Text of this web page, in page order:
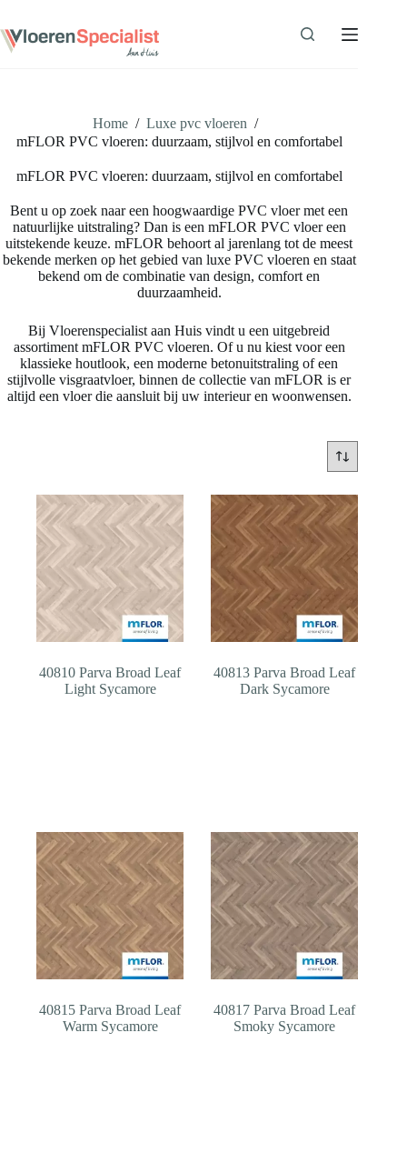
de
inhoud
Home / Luxe pvc vloeren /
mFLOR PVC vloeren: duurzaam, stijlvol en comfortabel
mFLOR PVC vloeren: duurzaam, stijlvol en comfortabel
Bent u op zoek naar een hoogwaardige PVC vloer met een
natuurlijke uitstraling? Dan is een mFLOR PVC vloer een
uitstekende keuze. mFLOR behoort al jarenlang tot de meest
bekende merken op het gebied van luxe PVC vloeren en staat
bekend om de combinatie van design, comfort en
duurzaamheid.
Bij Vloerenspecialist aan Huis vindt u een uitgebreid
assortiment mFLOR PVC vloeren. Of u nu kiest voor een
klassieke houtlook, een moderne betonuitstraling of een
stijlvolle visgraatvloer, binnen de collectie van mFLOR is er
altijd een vloer die aansluit bij uw interieur en woonwensen.
40810 Parva Broad Leaf
Light Sycamore
40813 Parva Broad Leaf
Dark Sycamore
40815 Parva Broad Leaf
Warm Sycamore
40817 Parva Broad Leaf
Smoky Sycamore